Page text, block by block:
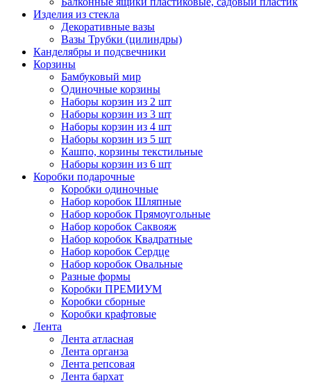
Изделия из стекла
Декоративные вазы
Вазы Трубки (цилиндры)
Канделябры и подсвечники
Корзины
Бамбуковый мир
Одиночные корзины
Наборы корзин из 2 шт
Наборы корзин из 3 шт
Наборы корзин из 4 шт
Наборы корзин из 5 шт
Кашпо, корзины текстильные
Наборы корзин из 6 шт
Коробки подарочные
Коробки одиночные
Набор коробок Шляпные
Набор коробок Прямоугольные
Набор коробок Саквояж
Набор коробок Квадратные
Набор коробок Сердце
Набор коробок Овальные
Разные формы
Коробки ПРЕМИУМ
Коробки сборные
Коробки крафтовые
Лента
Лента атласная
Лента органза
Лента репсовая
Лента бархат